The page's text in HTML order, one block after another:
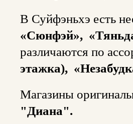
В Суйфэньхэ есть
«Сюнфэй»,
различаются по
этажка),
Магазины
"Диана".